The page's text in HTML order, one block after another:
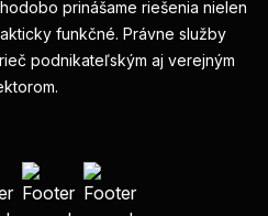
prinášame riešenia nielen
funkčné. Právne služby
podnikateľským aj verejným